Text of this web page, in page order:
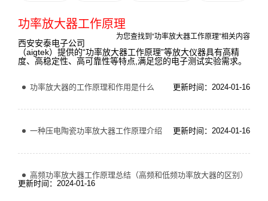
功率放大器工作原理
为您查找到“功率放大器工作原理”相关内容
西安安泰电子公司
（aigtek）提供的“功率放大器工作原理”等放大仪器具有高精
度、高稳定性、高可靠性等特点,满足您的电子测试实验需求。
功率放大器的工作原理和作用是什么 更新时间：2024-01-16
一种压电陶瓷功率放大器工作原理介绍 更新时间：2024-01-16
高频功率放大器工作原理总结（高频和低频功率放大器的区别）
更新时间：2024-01-16